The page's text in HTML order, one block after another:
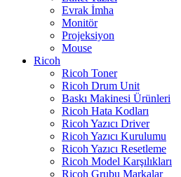
Evrak İmha
Monitör
Projeksiyon
Mouse
Ricoh
Ricoh Toner
Ricoh Drum Unit
Baskı Makinesi Ürünleri
Ricoh Hata Kodları
Ricoh Yazıcı Driver
Ricoh Yazıcı Kurulumu
Ricoh Yazıcı Resetleme
Ricoh Model Karşılıkları
Ricoh Grubu Markalar